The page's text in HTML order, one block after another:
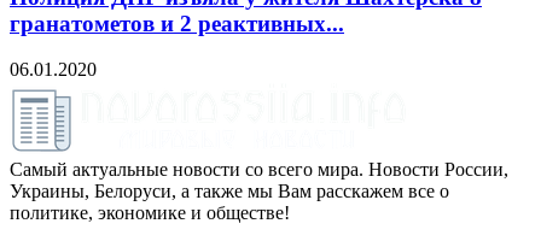
гранатометов и 2 реактивных...
06.01.2020
Самый актуальные новости со всего мира. Новости России,
Украины, Белоруси, а также мы Вам расскажем все о
политике, экономике и обществе!